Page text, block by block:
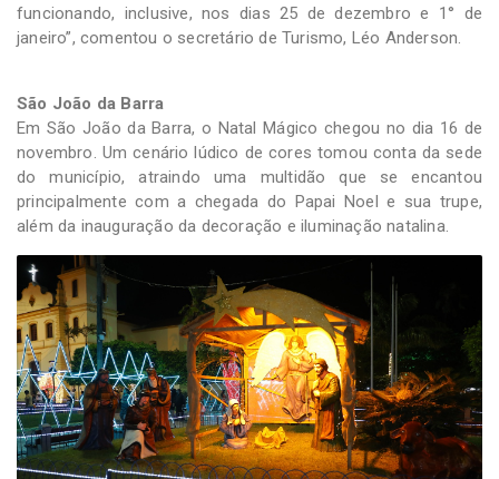
funcionando, inclusive, nos dias 25 de dezembro e 1° de
janeiro”, comentou o secretário de Turismo, Léo Anderson.
São João da Barra
Em São João da Barra, o Natal Mágico chegou no dia 16 de
novembro. Um cenário lúdico de cores tomou conta da sede
do município, atraindo uma multidão que se encantou
principalmente com a chegada do Papai Noel e sua trupe,
além da inauguração da decoração e iluminação natalina.